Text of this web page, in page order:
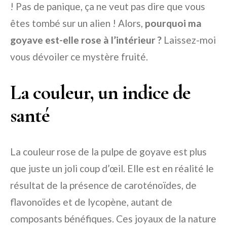
! Pas de panique, ça ne veut pas dire que vous
êtes tombé sur un alien ! Alors, pourquoi ma
goyave est-elle rose à l’intérieur ? Laissez-moi
vous dévoiler ce mystère fruité.
La couleur, un indice de
santé
La couleur rose de la pulpe de goyave est plus
que juste un joli coup d’œil. Elle est en réalité le
résultat de la présence de caroténoïdes, de
flavonoïdes et de lycopène, autant de
composants bénéfiques. Ces joyaux de la nature